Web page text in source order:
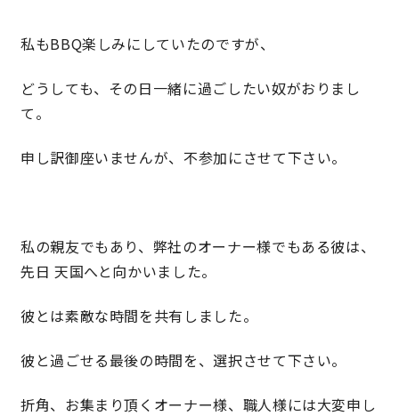
理想の暮らしを引き出すデザイン力
耐震等級3 & 許容応力度計算 全棟標準
私もBBQ楽しみにしていたのですが、
どうしても、その日一緒に過ごしたい奴がおりまし
て。
申し訳御座いませんが、不参加にさせて下さい。
私の親友でもあり、弊社のオーナー様でもある彼は、
先日 天国へと向かいました。
彼とは素敵な時間を共有しました。
彼と過ごせる最後の時間を、選択させて下さい。
折角、お集まり頂くオーナー様、職人様には大変申し